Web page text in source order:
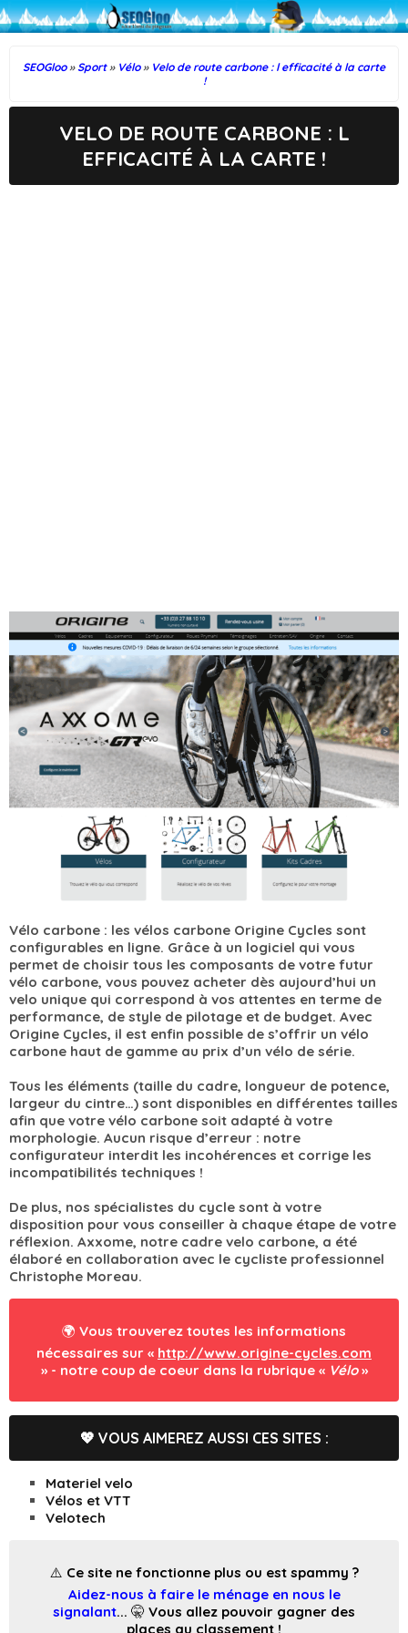
SEOGloo » Sport » Vélo » Velo de route carbone : l efficacité à la carte
!
VELO DE ROUTE CARBONE : L
EFFICACITÉ À LA CARTE !
Vélo carbone : les vélos carbone Origine Cycles sont
configurables en ligne. Grâce à un logiciel qui vous
permet de choisir tous les composants de votre futur
vélo carbone, vous pouvez acheter dès aujourd’hui un
velo unique qui correspond à vos attentes en terme de
performance, de style de pilotage et de budget. Avec
Origine Cycles, il est enfin possible de s’offrir un vélo
carbone haut de gamme au prix d’un vélo de série.
Tous les éléments (taille du cadre, longueur de potence,
largeur du cintre…) sont disponibles en différentes tailles
afin que votre vélo carbone soit adapté à votre
morphologie. Aucun risque d’erreur : notre
configurateur interdit les incohérences et corrige les
incompatibilités techniques !
De plus, nos spécialistes du cycle sont à votre
disposition pour vous conseiller à chaque étape de votre
réflexion. Axxome, notre cadre velo carbone, a été
élaboré en collaboration avec le cycliste professionnel
Christophe Moreau.
🌍 Vous trouverez toutes les informations
nécessaires sur « http://www.origine-cycles.com
» - notre coup de coeur dans la rubrique « Vélo»
💖 VOUS AIMEREZ AUSSI CES SITES :
Materiel velo
Vélos et VTT
Velotech
⚠️ Ce site ne fonctionne plus ou est spammy ?
Aidez-nous à faire le ménage en nous le
signalant... 🤫 Vous allez pouvoir gagner des
places au classement !